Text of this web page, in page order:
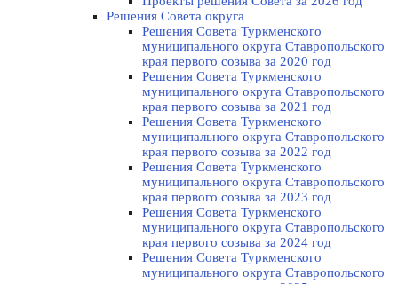
Решения Совета округа
Решения Совета Туркменского
муниципального округа Ставропольского
края первого созыва за 2020 год
Решения Совета Туркменского
муниципального округа Ставропольского
края первого созыва за 2021 год
Решения Совета Туркменского
муниципального округа Ставропольского
края первого созыва за 2022 год
Решения Совета Туркменского
муниципального округа Ставропольского
края первого созыва за 2023 год
Решения Совета Туркменского
муниципального округа Ставропольского
края первого созыва за 2024 год
Решения Совета Туркменского
муниципального округа Ставропольского